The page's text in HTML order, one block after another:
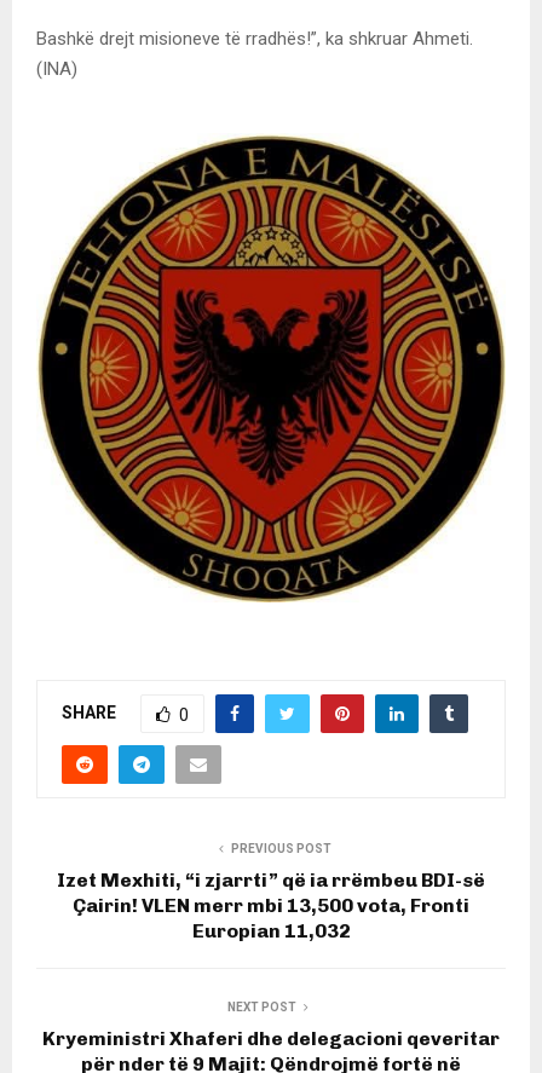
Bashkë drejt misioneve të rradhës!”, ka shkruar Ahmeti.
(INA)
SHARE 0
PREVIOUS POST
Izet Mexhiti, “i zjarrti” që ia rrëmbeu BDI-së
Çairin! VLEN merr mbi 13,500 vota, Fronti
Europian 11,032
NEXT POST
Kryeministri Xhaferi dhe delegacioni qeveritar
për nder të 9 Majit: Qëndrojmë fortë në